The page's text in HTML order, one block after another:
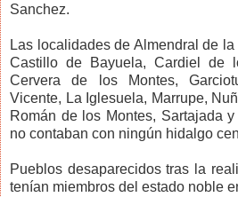
Sanchez.
Las localidades de Almendral de
Castillo de Bayuela, Cardiel de
Cervera de los Montes,
Vicente, La Iglesuela, Marrupe,
Román de los Montes, Sartajada
no contaban con ningún hidalgo
Pueblos desaparecidos tras la
tenían miembros del estado noble